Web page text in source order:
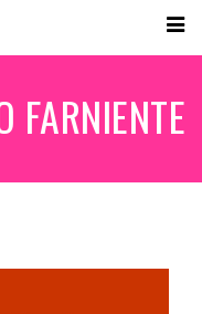
FARNIENTE